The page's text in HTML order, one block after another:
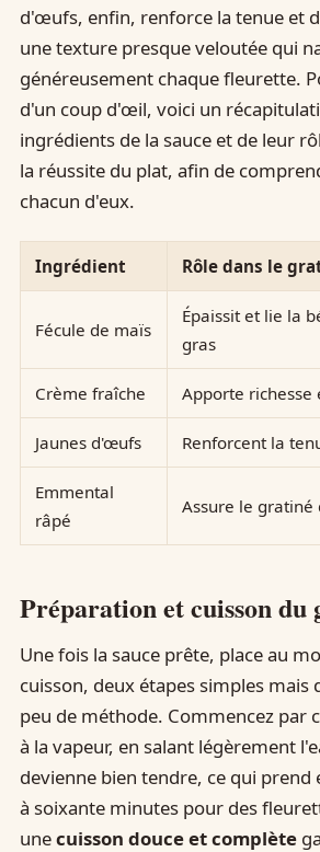
d'œufs, enfin, renforce la tenue et
une texture presque veloutée qui
généreusement chaque fleurette.
d'un coup d'œil, voici un
ingrédients de la sauce et de leur
la réussite du plat, afin de
chacun d'eux.
Ingrédient Rôle dans le
Fécule de maïs
Épaissit et lie la
gras
Crème fraîche Apporte richesse
Jaunes d'œufs Renforcent la
Emmental
râpé
Assure le
Préparation et cuisson du
Une fois la sauce prête, place au
cuisson, deux étapes simples mais
peu de méthode. Commencez par
à la vapeur, en salant légèrement
devienne bien tendre, ce qui
à soixante minutes pour des
unecuisson douce et complète